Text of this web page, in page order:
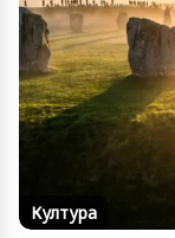
Култура